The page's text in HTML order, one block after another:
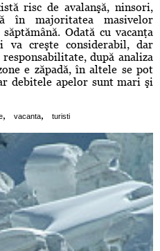
risc de avalanşă, ninsori,
în majoritatea masivelor
Odată cu vacanţa
creşte considerabil, dar
după analiza
e zăpadă, în altele se pot
debitele apelor sunt mari şi
, vacanta, turisti